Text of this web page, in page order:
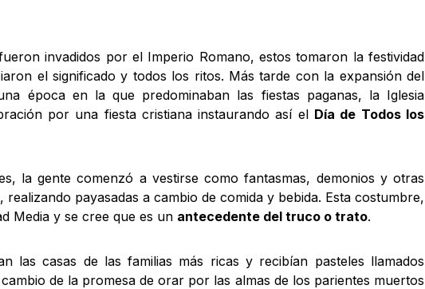
invadidos por el Imperio Romano, estos tomaron la festividad
el significado y todos los ritos. Más tarde con la expansión del
época en la que predominaban las fiestas paganas, la Iglesia
por una fiesta cristiana instaurando así el Día de Todos los
la gente comenzó a vestirse como fantasmas, demonios y otras
realizando payasadas a cambio de comida y bebida. Esta costumbre,
Media y se cree que es un antecedente del truco o trato.
las casas de las familias más ricas y recibían pasteles llamados
de la promesa de orar por las almas de los parientes muertos